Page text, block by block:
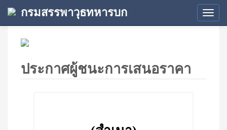
กรมสรรพาวุธทหารบก
ประกาศผู้ชนะการเสนอราคา